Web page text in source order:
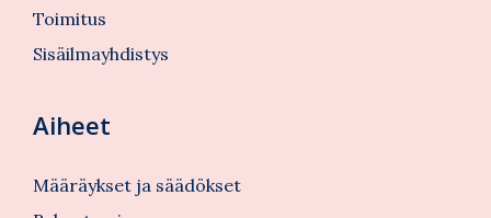
Toimitus
Sisäilmayhdistys
Aiheet
Määräykset ja säädökset